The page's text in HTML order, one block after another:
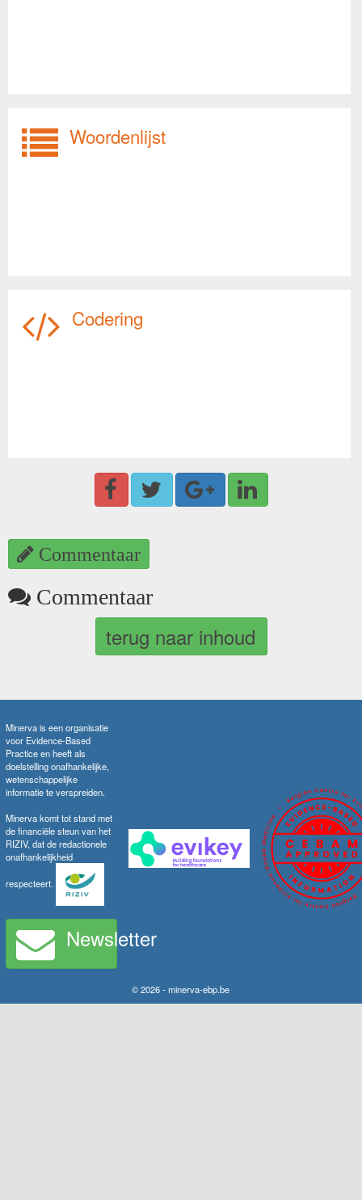
Woordenlijst
Codering
Commentaar
Commentaar
terug naar inhoud
Minerva is een organisatie
voor Evidence-Based
Practice en heeft als
doelstelling onafhankelijke,
wetenschappelijke
informatie te verspreiden.
Minerva komt tot stand met
de financiële steun van het
RIZIV, dat de redactionele
onafhankelijkheid
respecteert.
Newsletter
© 2026 - minerva-ebp.be